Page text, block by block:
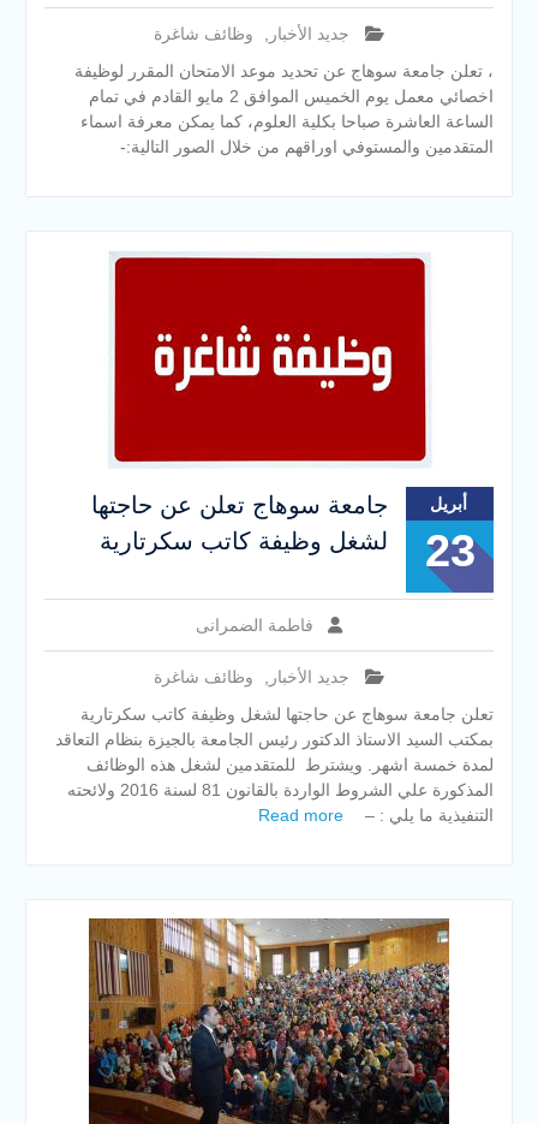
جديد الأخبار
وظائف شاغرة
، تعلن جامعة سوهاج عن تحديد موعد الامتحان المقرر لوظيفة
اخصائي معمل يوم الخميس الموافق 2 مايو القادم في تمام
الساعة العاشرة صباحا بكلية العلوم، كما يمكن معرفة اسماء
المتقدمين والمستوفي اوراقهم من خلال الصور التالية:-
أبريل
23
جامعة سوهاج تعلن عن حاجتها
لشغل وظيفة كاتب سكرتارية
فاطمة الضمرانى
جديد الأخبار
وظائف شاغرة
تعلن جامعة سوهاج عن حاجتها لشغل وظيفة كاتب سكرتارية
بمكتب السيد الاستاذ الدكتور رئيس الجامعة بالجيزة بنظام التعاقد
لمدة خمسة اشهر. ويشترط للمتقدمين لشغل هذه الوظائف
المذكورة علي الشروط الواردة بالقانون 81 لسنة 2016 ولائحته
التنفيذية ما يلي : –
Read more